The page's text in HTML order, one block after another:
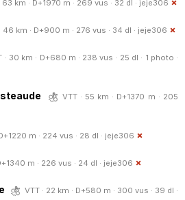
63 km · D+1970 m · 269 vus · 32 dl · jeje306
46 km · D+900 m · 276 vus · 34 dl · jeje306
· 30 km · D+680 m · 238 vus · 25 dl · 1 photo ·
VTT · 55 km · D+1370 m · 205
m · 224 vus · 28 dl · jeje306
m · 226 vus · 24 dl · jeje306
VTT · 22 km · D+580 m · 300 vus · 39 dl ·